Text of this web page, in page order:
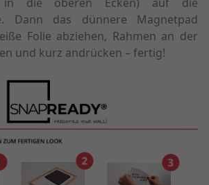
in die oberen Ecken) auf die
Dann das dünnere Magnetpad
Folie abziehen, Rahmen an der
und kurz andrücken – fertig!